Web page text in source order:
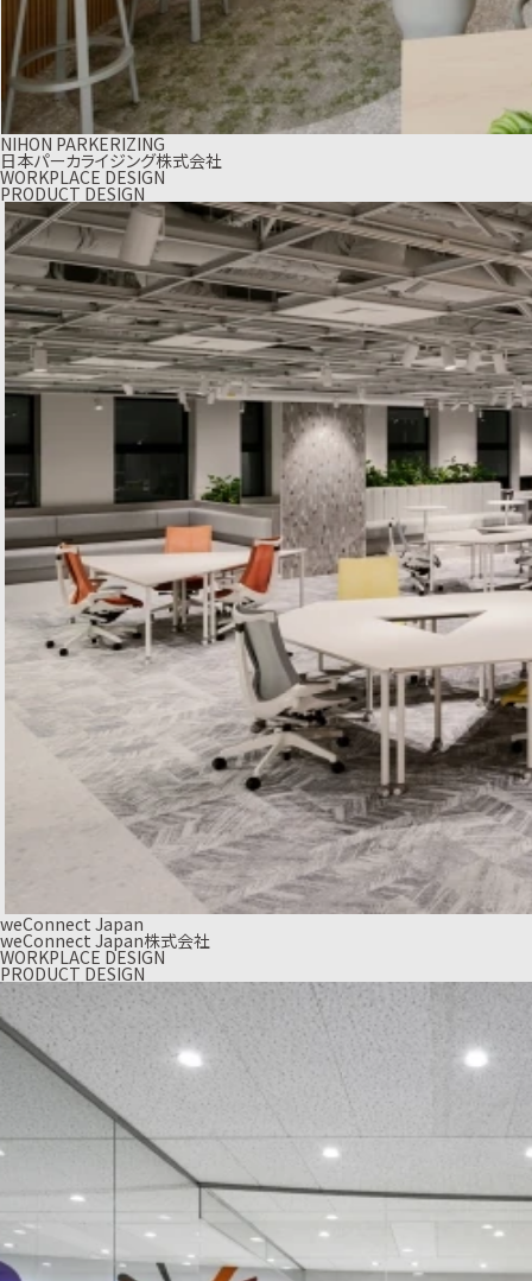
NIHON PARKERIZING
日本パーカライジング株式会社
WORKPLACE DESIGN
PRODUCT DESIGN
weConnect Japan
weConnect Japan株式会社
WORKPLACE DESIGN
PRODUCT DESIGN